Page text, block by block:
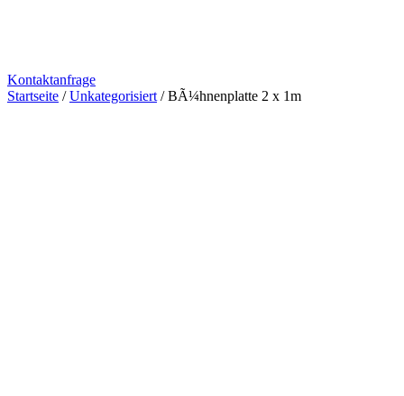
Kontaktanfrage
Startseite /Unkategorisiert / BÃ¼hnenplatte 2 x 1m